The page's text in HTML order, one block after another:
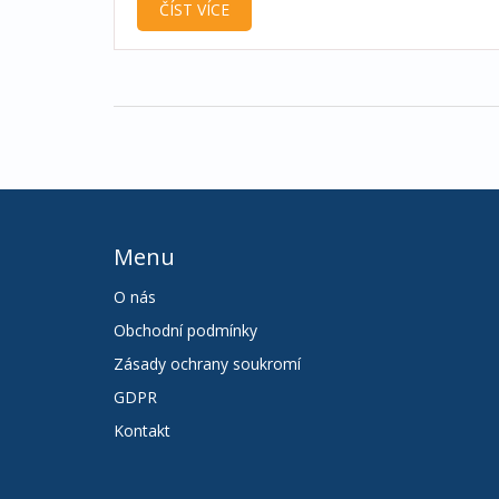
ČÍST VÍCE
Menu
O nás
Obchodní podmínky
Zásady ochrany soukromí
GDPR
Kontakt